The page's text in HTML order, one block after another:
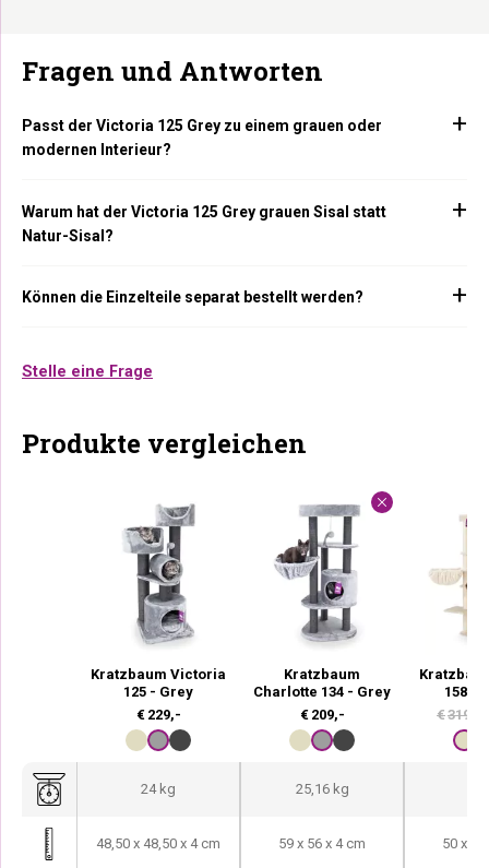
Fragen und Antworten
Passt der Victoria 125 Grey zu einem grauen oder
modernen Interieur?
Warum hat der Victoria 125 Grey grauen Sisal statt
Natur-Sisal?
Können die Einzelteile separat bestellt werden?
Stelle eine Frage
Produkte vergleichen
Kratzbaum Victoria
125 - Grey
€ 229,-
Kratzbaum
Charlotte 134 - Grey
€ 209,-
158 -
€319,-
24 kg 25,16 kg
48,50 x 48,50 x 4 cm 59 x 56 x 4 cm 50 x